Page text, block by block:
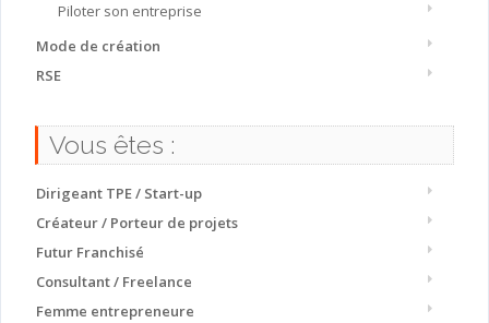
Piloter son entreprise
Mode de création
RSE
Vous êtes :
Dirigeant TPE / Start-up
Créateur / Porteur de projets
Futur Franchisé
Consultant / Freelance
Femme entrepreneure